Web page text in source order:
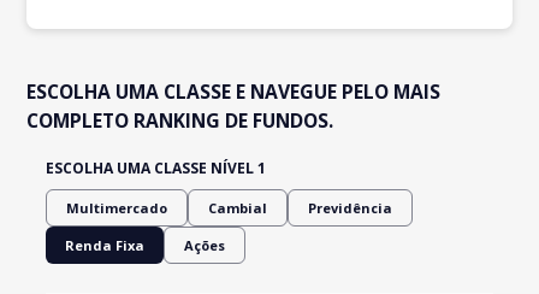
ESCOLHA UMA CLASSE E NAVEGUE PELO MAIS
COMPLETO RANKING DE FUNDOS.
ESCOLHA UMA CLASSE NÍVEL 1
Multimercado Cambial Previdência
Renda Fixa Ações